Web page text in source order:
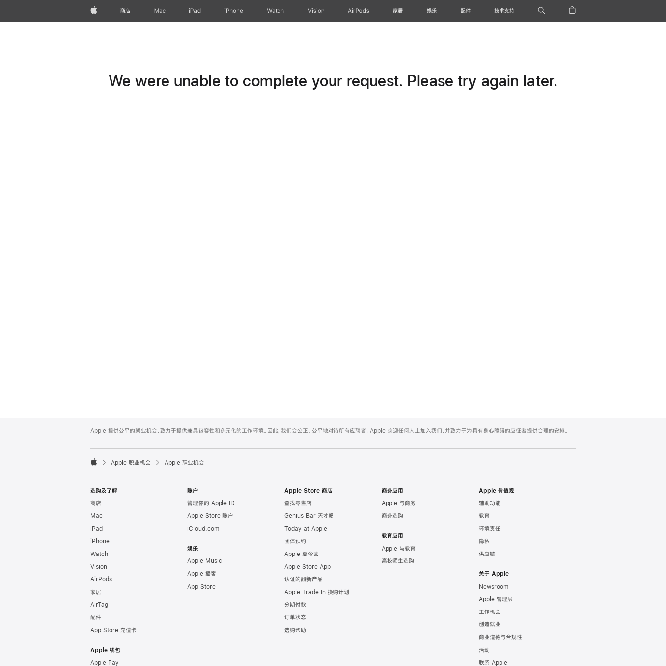
Apple 商店 Mac iPad iPhone Watch Vision AirPods 家居 娱乐 配件 技术支持
We were unable to complete your request. Please try again later.
Footer
Apple 提供公平的就业机会，致力于提供兼具包容性和多元化的工作环境。因此，我们会公正、公平地对待所有应聘者。Apple 欢迎任何人士加入我们，并致力于为具有身心障碍的应征者提供合理的安排。

Apple 职业机会 Apple 职业机会
选购及了解
商店
Mac
iPad
iPhone
Watch
Vision
AirPods
家居
AirTag
配件
App Store 充值卡
Apple 钱包
Apple Pay
账户
管理你的 Apple ID
Apple Store 账户
iCloud.com
娱乐
Apple Music
Apple 播客
App Store
Apple Store 商店
查找零售店
Genius Bar 天才吧
Today at Apple
团体预约
Apple 夏令营
Apple Store App
认证的翻新产品
Apple Trade In 换购计划
分期付款
订单状态
选购帮助
商务应用
Apple 与商务
商务选购
教育应用
Apple 与教育
高校师生选购
Apple 价值观
辅助功能
教育
环境责任
隐私
供应链
关于 Apple
Newsroom
Apple 管理层
工作机会
创造就业
商业道德与合规性
活动
联系 Apple